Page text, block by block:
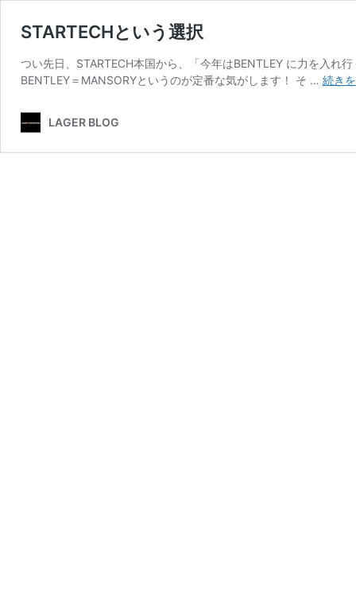
STARTECHという選択
つい先日、STARTECH本国から、「今年はBENTLEY に力を入
BENTLEY＝MANSORYというのが定番な気がします！ そ … 続き
LAGER BLOG